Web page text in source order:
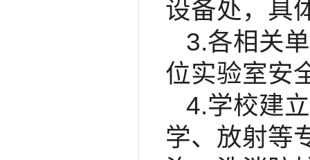
设备处，具
3.各相关
位实验室安
4.学校建
学、放射等